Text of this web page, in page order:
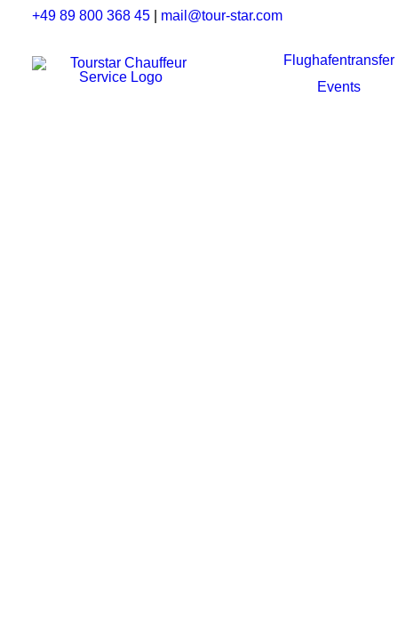
+49 89 800 368 45 mail@tour-star.com
Flughafentransfer
Events